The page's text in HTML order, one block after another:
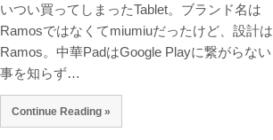
いつい買ってしまったTablet。ブランド名は
Ramosではなくてmiumiuだったけど、設計は
Ramos。中華PadはGoogle Playに繋がらない
事を知らず…
Continue Reading »